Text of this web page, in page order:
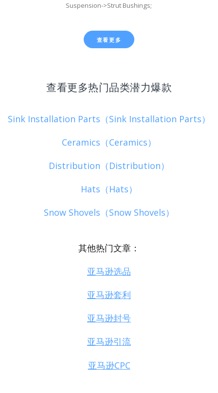
Suspension->Strut Bushings;
查看更多
查看更多热门品类潜力爆款
Sink Installation Parts（Sink Installation Parts）
Ceramics（Ceramics）
Distribution（Distribution）
Hats（Hats）
Snow Shovels（Snow Shovels）
其他热门文章：
亚马逊选品
亚马逊套利
亚马逊封号
亚马逊引流
亚马逊CPC